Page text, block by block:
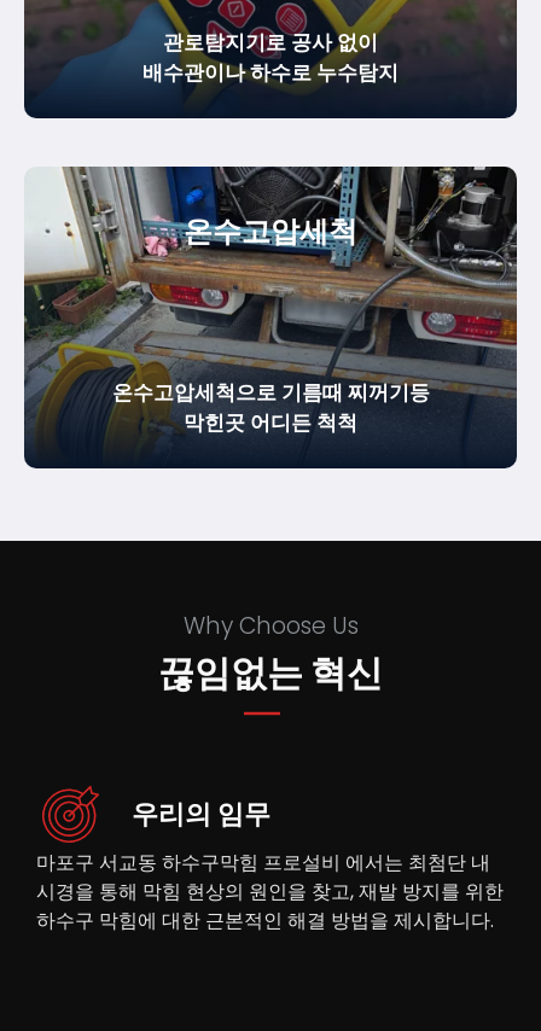
관로탐지기로 공사 없이
배수관이나 하수로 누수탐지
온수고압세척
온수고압세척으로 기름때 찌꺼기등
막힌곳 어디든 척척
Why Choose Us
끊임없는 혁신
우리의 임무
마포구 서교동 하수구막힘 프로설비 에서는 최첨단 내
시경을 통해 막힘 현상의 원인을 찾고, 재발 방지를 위한
하수구 막힘에 대한 근본적인 해결 방법을 제시합니다.